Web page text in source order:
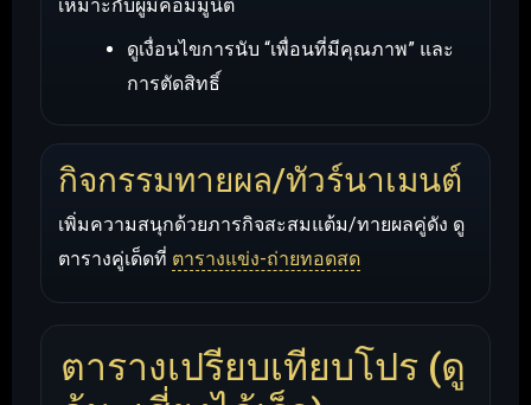
เหมาะกับผู้มีคอมมูนิตี้
ดูเงื่อนไขการนับ “เพื่อนที่มีคุณภาพ” และ
การตัดสิทธิ์
กิจกรรมทายผล/ทัวร์นาเมนต์
เพิ่มความสนุกด้วยภารกิจสะสมแต้ม/ทายผลคู่ดัง ดู
ตารางคู่เด็ดที่ ตารางแข่ง-ถ่ายทอดสด
ตารางเปรียบเทียบโปร (ดู